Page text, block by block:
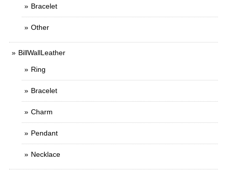
Bracelet
Other
BillWallLeather
Ring
Bracelet
Charm
Pendant
Necklace